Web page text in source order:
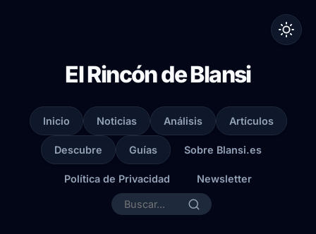
El Rincón de Blansi
Inicio Noticias Análisis Artículos
Descubre Guías Sobre Blansi.es
Política de Privacidad Newsletter